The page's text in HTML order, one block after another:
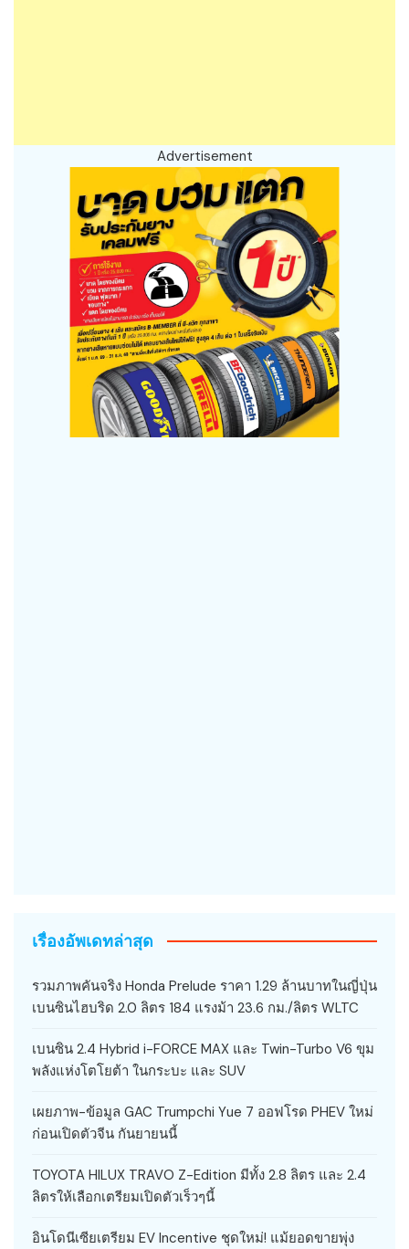
Advertisement
เรื่องอัพเดทล่าสุด
รวมภาพคันจริง Honda Prelude ราคา 1.29 ล้านบาทในญี่ปุ่น
เบนซินไฮบริด 2.0 ลิตร 184 แรงม้า 23.6 กม./ลิตร WLTC
เบนซิน 2.4 Hybrid i-FORCE MAX และ Twin-Turbo V6 ขุม
พลังแห่งโตโยต้า ในกระบะ และ SUV
เผยภาพ-ข้อมูล GAC Trumpchi Yue 7 ออฟโรด PHEV ใหม่
ก่อนเปิดตัวจีน กันยายนนี้
TOYOTA HILUX TRAVO Z-Edition มีทั้ง 2.8 ลิตร และ 2.4
ลิตรให้เลือกเตรียมเปิดตัวเร็วๆนี้
อินโดนีเซียเตรียม EV Incentive ชุดใหม่! แม้ยอดขายพุ่ง